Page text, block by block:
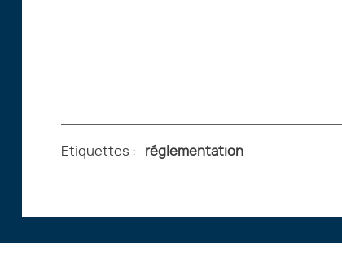
Etiquettes : réglementation